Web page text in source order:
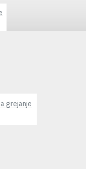
grejanje